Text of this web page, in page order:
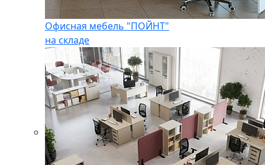
Офисная мебель "ПОЙНТ"
на складе